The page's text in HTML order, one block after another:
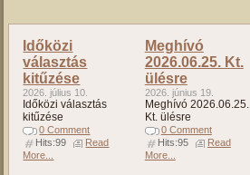
Időközi
választás
kitűzése
2026. július 10.
Időközi választás
kitűzése
0 Comment
Hits:99
Read
More...
Meghívó
2026.06.25. Kt.
ülésre
2026. június 19.
Meghívó 2026.06.25.
Kt. ülésre
0 Comment
Hits:95
Read
More...